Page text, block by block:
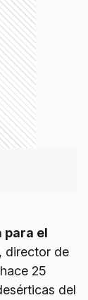
para el
, director de
25
del